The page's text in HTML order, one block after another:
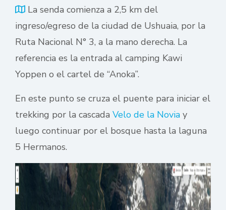
La senda comienza a 2,5 km del
ingreso/egreso de la ciudad de Ushuaia, por la
Ruta Nacional N° 3, a la mano derecha. La
referencia es la entrada al camping Kawi
Yoppen o el cartel de “Anoka”.
En este punto se cruza el puente para iniciar el
trekking por la cascada Velo de la Novia y
luego continuar por el bosque hasta la laguna
5 Hermanos.